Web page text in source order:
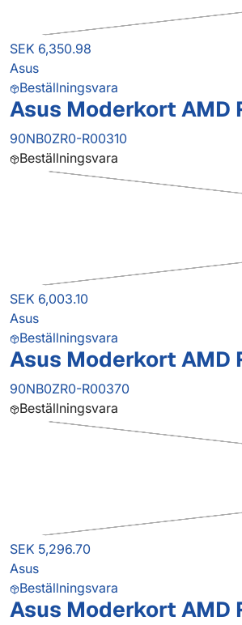
SEK 6,350.98
Asus
Beställningsvara
Asus Moderkort AMD
90NB0ZR0-R00310
Beställningsvara
SEK 6,003.10
Asus
Beställningsvara
Asus Moderkort AMD
90NB0ZR0-R00370
Beställningsvara
SEK 5,296.70
Asus
Beställningsvara
Asus Moderkort AMD